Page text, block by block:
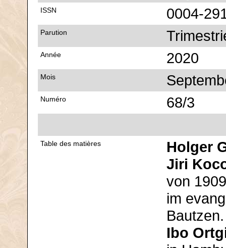
ISSN 0004-
Parution
Année 2020
Mois
Numéro 68/3
Table des matières
Holger
Jiri
von
im
Ibo